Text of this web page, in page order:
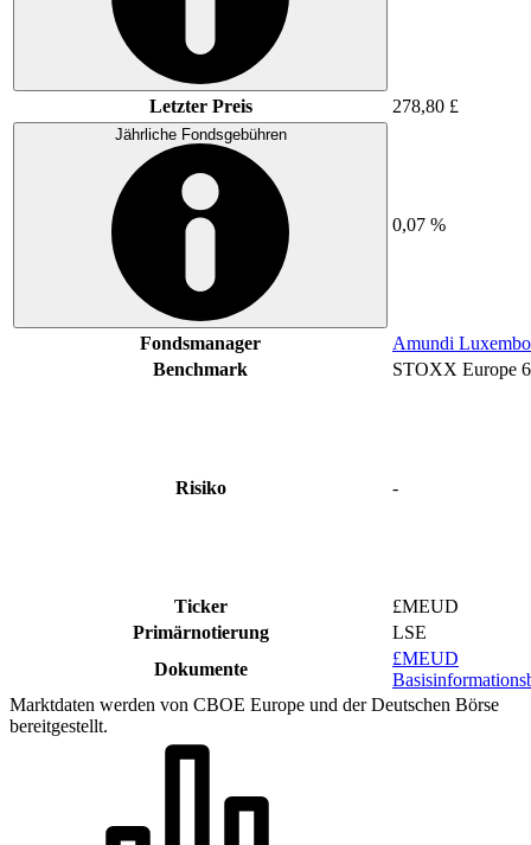
Letzter Preis 278,80 £
Jährliche Fondsgebühren
0,07 %
Fondsmanager
Amundi
Benchmark
STOXX Europe
Risiko -
Ticker
£MEUD
Primärnotierung
LSE
Dokumente
£MEUD
Marktdaten werden von CBOE Europe und der Deutschen Börse
bereitgestellt.